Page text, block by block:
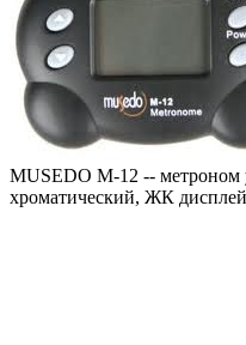
MUSEDO M-12 -- метроном
хроматический, ЖК